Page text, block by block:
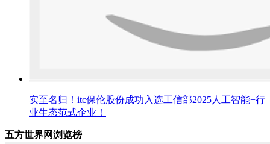
实至名归！itc保伦股份成功入选工信部2025人工智能+行
业生态范式企业！
五方世界网浏览榜